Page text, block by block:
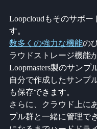
Loopcloudもそのサポー
す。
数多くの強力な機能の
ラウドストレージ機能
Loopmasters製のサンプ
自分で作成したサンプ
も保存できます。
さらに、クラウド上に
プル群と一緒に管理で